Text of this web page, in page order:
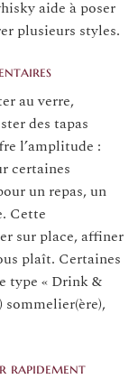
aide à poser
plusieurs styles.
au verre,
des tapas
l’amplitude :
certaines
un repas, un
Cette
sur place, affiner
plaît. Certaines
type « Drink &
sommelier(ère),
rapidement